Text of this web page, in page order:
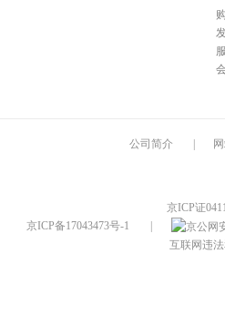
公司简介
京ICP证
京ICP备17043473号-1
互联网违法